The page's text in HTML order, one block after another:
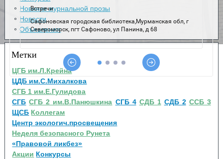
Новинки журнальной прозы
Новости
Объявления
Метки
ЦГБ им.Л.Крейна
ЦДБ им.С.Михалкова
СГБ 1 им.Е.Гулидова
СГБ СГБ 2 им.В.Панюшкина СГБ 4 СДБ 1 СДБ 2 ССБ 3
ЩСБ Коллегам
Центр экологич.просвещения
Неделя безопасного Рунета
«Правовой ликбез»
Акции Конкурсы